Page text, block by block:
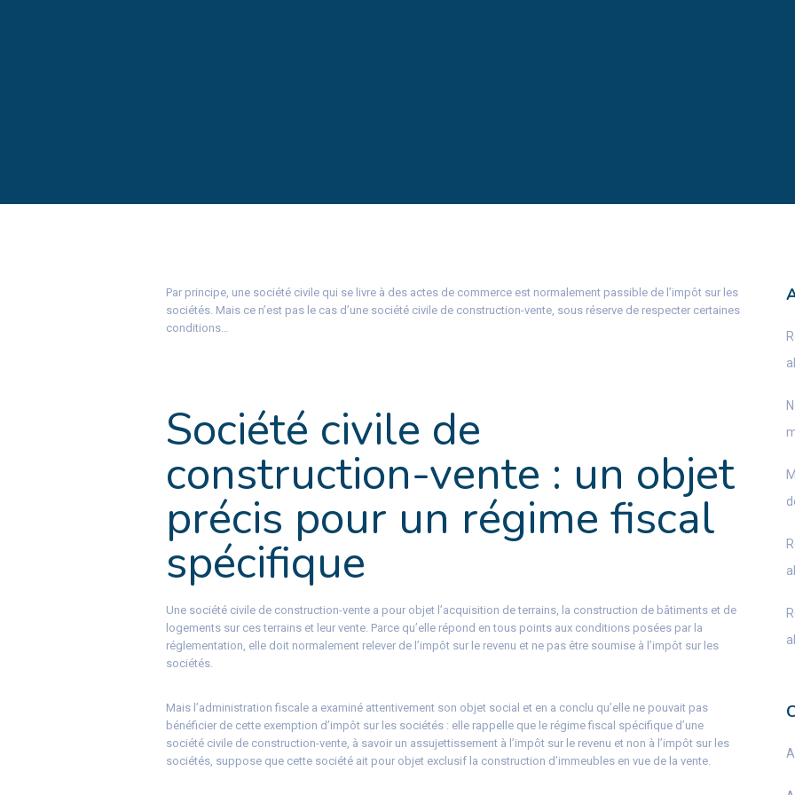
Par principe, une société civile qui se livre à des actes de commerce est normalement passible de l’impôt sur les
sociétés. Mais ce n’est pas le cas d’une société civile de construction-vente, sous réserve de respecter certaines
conditions…
Société civile de
construction-vente : un objet
précis pour un régime fiscal
spécifique
Une société civile de construction-vente a pour objet l’acquisition de terrains, la construction de bâtiments et de
logements sur ces terrains et leur vente. Parce qu’elle répond en tous points aux conditions posées par la
réglementation, elle doit normalement relever de l’impôt sur le revenu et ne pas être soumise à l’impôt sur les
sociétés.
Mais l’administration fiscale a examiné attentivement son objet social et en a conclu qu’elle ne pouvait pas
bénéficier de cette exemption d’impôt sur les sociétés : elle rappelle que le régime fiscal spécifique d’une
société civile de construction-vente, à savoir un assujettissement à l’impôt sur le revenu et non à l’impôt sur les
sociétés, suppose que cette société ait pour objet exclusif la construction d’immeubles en vue de la vente.